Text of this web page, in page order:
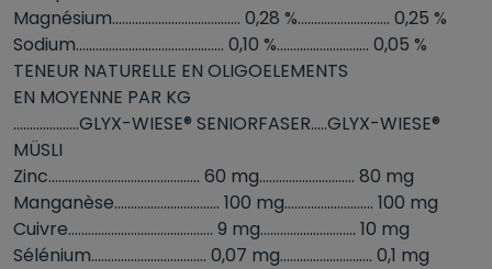
Magnésium....................................... 0,28 %............................ 0,25 %
Sodium............................................. 0,10 %............................ 0,05 %
TENEUR NATURELLE EN OLIGOELEMENTS
EN MOYENNE PAR KG
....................GLYX-WIESE® SENIORFASER.....GLYX-WIESE®
MÜSLI
Zinc.............................................. 60 mg............................. 80 mg
Manganèse................................ 100 mg........................... 100 mg
Cuivre............................................ 9 mg............................. 10 mg
Sélénium................................... 0,07 mg............................ 0,1 mg